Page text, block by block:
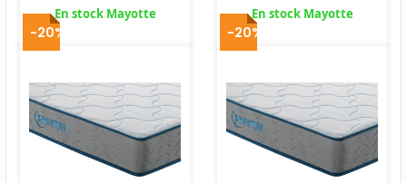
En stock Mayotte En stock Mayotte
-20% -20%